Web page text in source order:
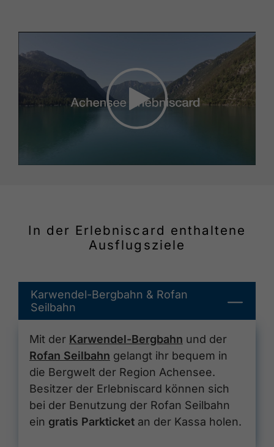
In der Erlebniscard enthaltene
Ausflugsziele
Karwendel-Bergbahn & Rofan
Seilbahn
Mit der Karwendel-Bergbahn und der
Rofan Seilbahn gelangt ihr bequem in
die Bergwelt der Region Achensee.
Besitzer der Erlebniscard können sich
bei der Benutzung der Rofan Seilbahn
ein gratis Parkticket an der Kassa holen.